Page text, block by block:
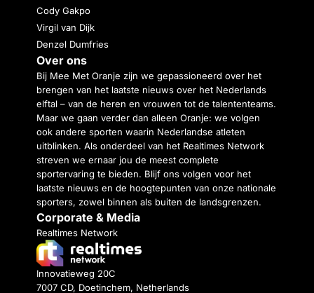
Cody Gakpo
Virgil van Dijk
Denzel Dumfries
Over ons
Bij Mee Met Oranje zijn we gepassioneerd over het
brengen van het laatste nieuws over het Nederlands
elftal – van de heren en vrouwen tot de talententeams.
Maar we gaan verder dan alleen Oranje: we volgen
ook andere sporten waarin Nederlandse atleten
uitblinken. Als onderdeel van het Realtimes Network
streven we ernaar jou de meest complete
sportervaring te bieden. Blijf ons volgen voor het
laatste nieuws en de hoogtepunten van onze nationale
sporters, zowel binnen als buiten de landsgrenzen.
Corporate & Media
Realtimes Network
Innovatieweg 20C
7007 CD, Doetinchem, Netherlands